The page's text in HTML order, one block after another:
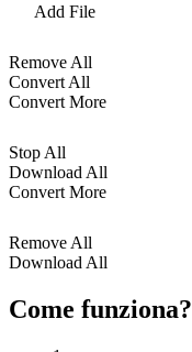
Add File
Remove All
Convert All
Convert More
Stop All
Download All
Convert More
Remove All
Download All
Come funziona?